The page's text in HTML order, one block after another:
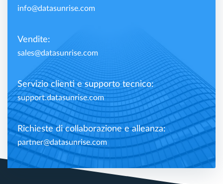
info@datasunrise.com
Vendite:
sales@datasunrise.com
Servizio clienti e supporto tecnico:
support.datasunrise.com
Richieste di collaborazione e alleanza:
partner@datasunrise.com